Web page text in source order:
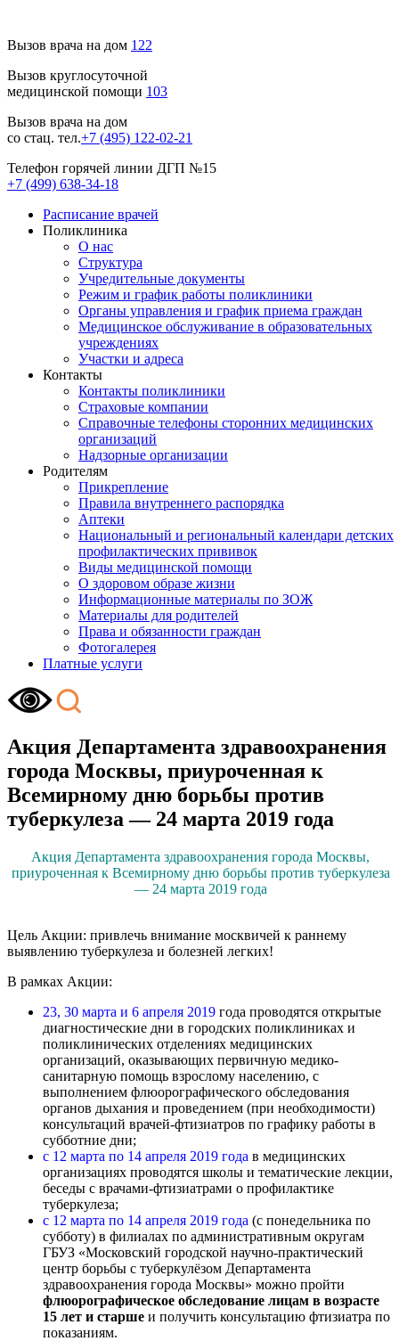
Вызов врача на дом 122
Вызов круглосуточной
медицинской помощи 103
Вызов врача на дом
со стац. тел.+7 (495) 122-02-21
Телефон горячей линии ДГП №15
+7 (499) 638-34-18
Расписание врачей
Поликлиника
О нас
Структура
Учредительные документы
Режим и график работы поликлиники
Органы управления и график приема граждан
Медицинское обслуживание в образовательных
учреждениях
Участки и адреса
Контакты
Контакты поликлиники
Страховые компании
Справочные телефоны сторонних медицинских
организаций
Надзорные организации
Родителям
Прикрепление
Правила внутреннего распорядка
Аптеки
Национальный и региональный календари детских
профилактических прививок
Виды медицинской помощи
О здоровом образе жизни
Информационные материалы по ЗОЖ
Материалы для родителей
Права и обязанности граждан
Фотогалерея
Платные услуги
Акция Департамента здравоохранения
города Москвы, приуроченная к
Всемирному дню борьбы против
туберкулеза — 24 марта 2019 года
Акция Департамента здравоохранения города Москвы,
приуроченная к Всемирному дню борьбы против туберкулеза
— 24 марта 2019 года
Цель Акции: привлечь внимание москвичей к раннему
выявлению туберкулеза и болезней легких!
В рамках Акции:
23, 30 марта и 6 апреля 2019 года проводятся открытые
диагностические дни в городских поликлиниках и
поликлинических отделениях медицинских
организаций, оказывающих первичную медико-
санитарную помощь взрослому населению, с
выполнением флюорографического обследования
органов дыхания и проведением (при необходимости)
консультаций врачей-фтизиатров по графику работы в
субботние дни;
с 12 марта по 14 апреля 2019 года в медицинских
организациях проводятся школы и тематические лекции,
беседы с врачами-фтизиатрами о профилактике
туберкулеза;
с 12 марта по 14 апреля 2019 года (с понедельника по
субботу) в филиалах по административным округам
ГБУЗ «Московский городской научно-практический
центр борьбы с туберкулёзом Департамента
здравоохранения города Москвы» можно пройти
флюорографическое обследование лицам в возрасте
15 лет и старше и получить консультацию фтизиатра по
показаниям.